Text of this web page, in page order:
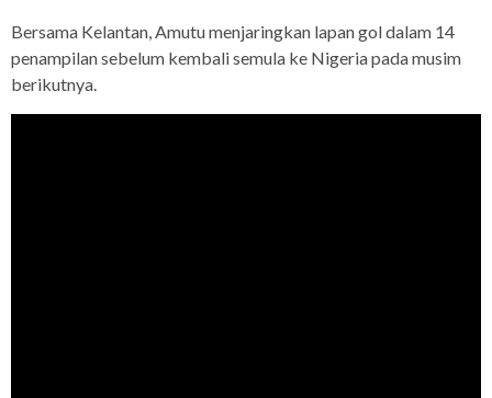
Bersama Kelantan, Amutu menjaringkan lapan gol dalam 14
penampilan sebelum kembali semula ke Nigeria pada musim
berikutnya.